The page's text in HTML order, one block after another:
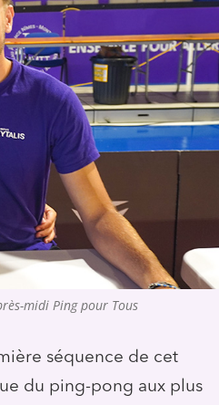
midi Ping pour Tous
séquence de cet
du ping-pong aux plus